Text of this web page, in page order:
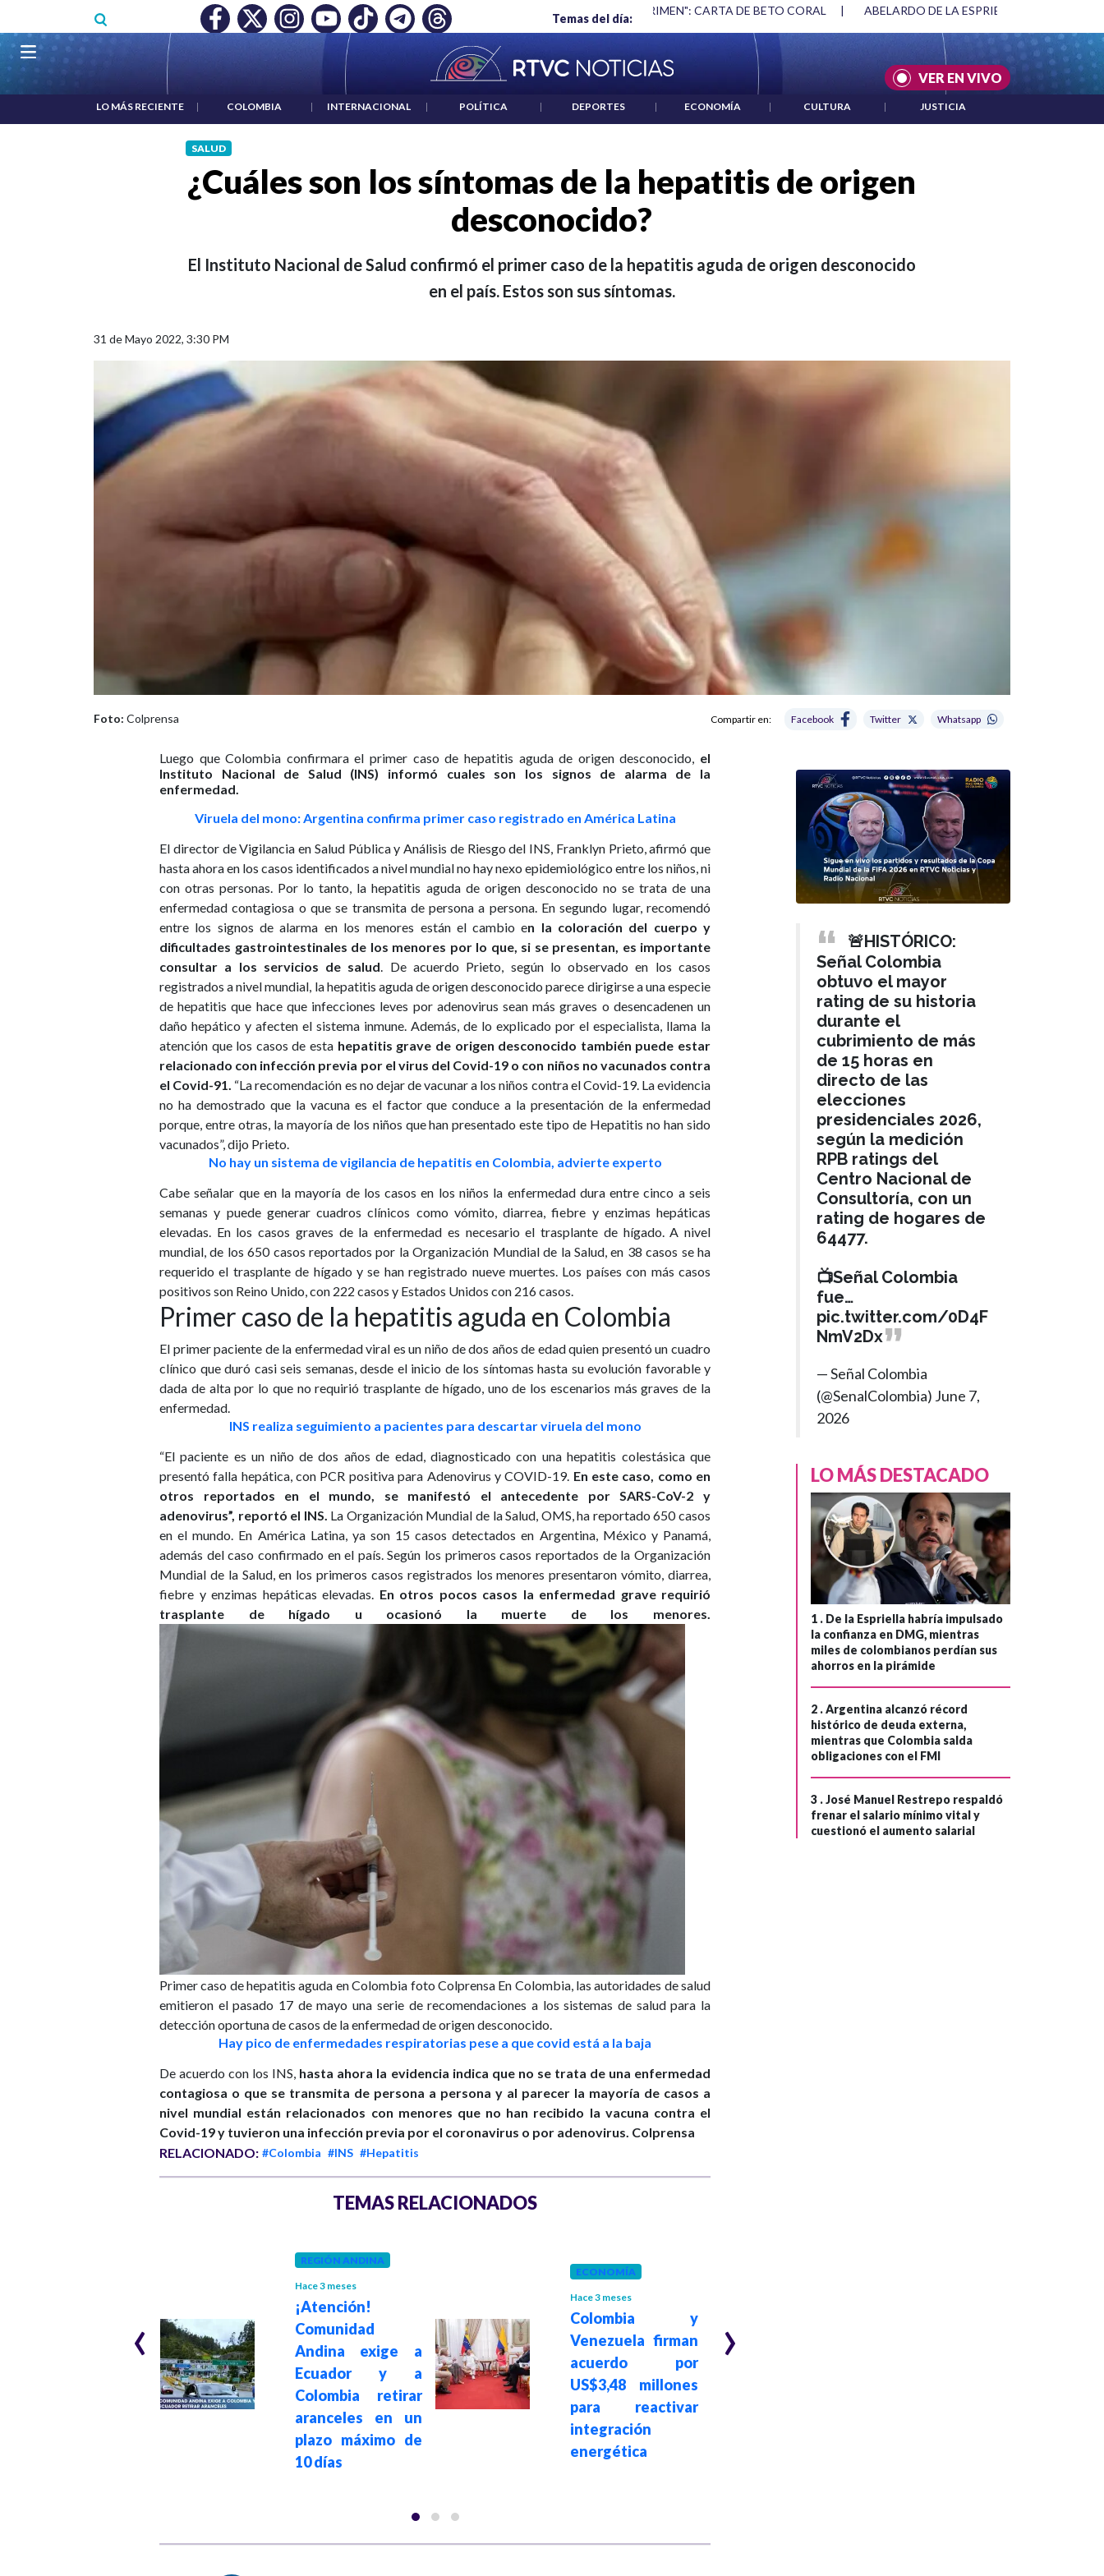
Temas del día:
MÍNIMO NO DESTRUYÓ EMPLEO: JP MORGAN | "HABLAR NO ES UN CRIMEN": CARTA DE BETO CORAL ABELARDO DE LA ESPRIELLA Y DMG | ACUERDOS ENTRE ESTADOS UNIDOS E
VER EN VIVO
Navegación principal
LO MÁS RECIENTE | COLOMBIA | INTERNACIONAL | POLÍTICA | DEPORTES | ECONOMÍA | CULTURA | JUSTICIA
SALUD
¿Cuáles son los síntomas de la hepatitis de origen
desconocido?
El Instituto Nacional de Salud confirmó el primer caso de la hepatitis aguda de origen desconocido
en el país. Estos son sus síntomas.
31 de Mayo 2022, 3:30 PM
Foto: Colprensa Compartir en: Facebook Twitter Whatsapp
Luego que Colombia confirmara el primer caso de hepatitis aguda de origen desconocido, el
Instituto Nacional de Salud (INS) informó cuales son los signos de alarma de la
enfermedad.
Viruela del mono: Argentina confirma primer caso registrado en América Latina
El director de Vigilancia en Salud Pública y Análisis de Riesgo del INS, Franklyn Prieto, afirmó que
hasta ahora en los casos identificados a nivel mundial no hay nexo epidemiológico entre los niños, ni
con otras personas. Por lo tanto, la hepatitis aguda de origen desconocido no se trata de una
enfermedad contagiosa o que se transmita de persona a persona. En segundo lugar, recomendó
entre los signos de alarma en los menores están el cambio en la coloración del cuerpo y
dificultades gastrointestinales de los menores por lo que, si se presentan, es importante
consultar a los servicios de salud. De acuerdo Prieto, según lo observado en los casos
registrados a nivel mundial, la hepatitis aguda de origen desconocido parece dirigirse a una especie
de hepatitis que hace que infecciones leves por adenovirus sean más graves o desencadenen un
daño hepático y afecten el sistema inmune. Además, de lo explicado por el especialista, llama la
atención que los casos de esta hepatitis grave de origen desconocido también puede estar
relacionado con infección previa por el virus del Covid-19 o con niños no vacunados contra
el Covid-91. “La recomendación es no dejar de vacunar a los niños contra el Covid-19. La evidencia
no ha demostrado que la vacuna es el factor que conduce a la presentación de la enfermedad
porque, entre otras, la mayoría de los niños que han presentado este tipo de Hepatitis no han sido
vacunados”, dijo Prieto.
No hay un sistema de vigilancia de hepatitis en Colombia, advierte experto
Cabe señalar que en la mayoría de los casos en los niños la enfermedad dura entre cinco a seis
semanas y puede generar cuadros clínicos como vómito, diarrea, fiebre y enzimas hepáticas
elevadas. En los casos graves de la enfermedad es necesario el trasplante de hígado. A nivel
mundial, de los 650 casos reportados por la Organización Mundial de la Salud, en 38 casos se ha
requerido el trasplante de hígado y se han registrado nueve muertes. Los países con más casos
positivos son Reino Unido, con 222 casos y Estados Unidos con 216 casos.
Primer caso de la hepatitis aguda en Colombia
El primer paciente de la enfermedad viral es un niño de dos años de edad quien presentó un cuadro
clínico que duró casi seis semanas, desde el inicio de los síntomas hasta su evolución favorable y
dada de alta por lo que no requirió trasplante de hígado, uno de los escenarios más graves de la
enfermedad.
INS realiza seguimiento a pacientes para descartar viruela del mono
“El paciente es un niño de dos años de edad, diagnosticado con una hepatitis colestásica que
presentó falla hepática, con PCR positiva para Adenovirus y COVID-19. En este caso, como en
otros reportados en el mundo, se manifestó el antecedente por SARS-CoV-2 y
adenovirus”, reportó el INS. La Organización Mundial de la Salud, OMS, ha reportado 650 casos
en el mundo. En América Latina, ya son 15 casos detectados en Argentina, México y Panamá,
además del caso confirmado en el país. Según los primeros casos reportados de la Organización
Mundial de la Salud, en los primeros casos registrados los menores presentaron vómito, diarrea,
fiebre y enzimas hepáticas elevadas. En otros pocos casos la enfermedad grave requirió
trasplante de hígado u ocasionó la muerte de los menores.
Primer caso de hepatitis aguda en Colombia foto ColprensaEn Colombia, las autoridades de salud
emitieron el pasado 17 de mayo una serie de recomendaciones a los sistemas de salud para la
detección oportuna de casos de la enfermedad de origen desconocido.
Hay pico de enfermedades respiratorias pese a que covid está a la baja
De acuerdo con los INS, hasta ahora la evidencia indica que no se trata de una enfermedad
contagiosa o que se transmita de persona a persona y al parecer la mayoría de casos a
nivel mundial están relacionados con menores que no han recibido la vacuna contra el
Covid-19 y tuvieron una infección previa por el coronavirus o por adenovirus. Colprensa
RELACIONADO: #Colombia #INS #Hepatitis
TEMAS RELACIONADOS
apostólico en
Colombia, Paolo
REGIÓN ANDINA
Hace 3 meses
¡Atención!
Comunidad
Andina exige a
Ecuador y a
Colombia retirar
aranceles en un
plazo máximo de
10 días
ECONOMÍA
Hace 3 meses
Colombia y
Venezuela firman
acuerdo por
US$3,48 millones
para reactivar
integración
energética
‹ ›
🚨HISTÓRICO:
Señal Colombia
obtuvo el mayor
rating de su historia
durante el
cubrimiento de más
de 15 horas en
directo de las
elecciones
presidenciales 2026,
según la medición
RPB ratings del
Centro Nacional de
Consultoría, con un
rating de hogares de
64477.
📺Señal Colombia
fue…
pic.twitter.com/0D4F
NmV2Dx
— Señal Colombia
(@SenalColombia) June 7,
2026
LO MÁS DESTACADO
1 . De la Espriella habría impulsado
la confianza en DMG, mientras
miles de colombianos perdían sus
ahorros en la pirámide
2 .Argentina alcanzó récord
histórico de deuda externa,
mientras que Colombia salda
obligaciones con el FMI
3 .José Manuel Restrepo respaldó
frenar el salario mínimo vital y
cuestionó el aumento salarial